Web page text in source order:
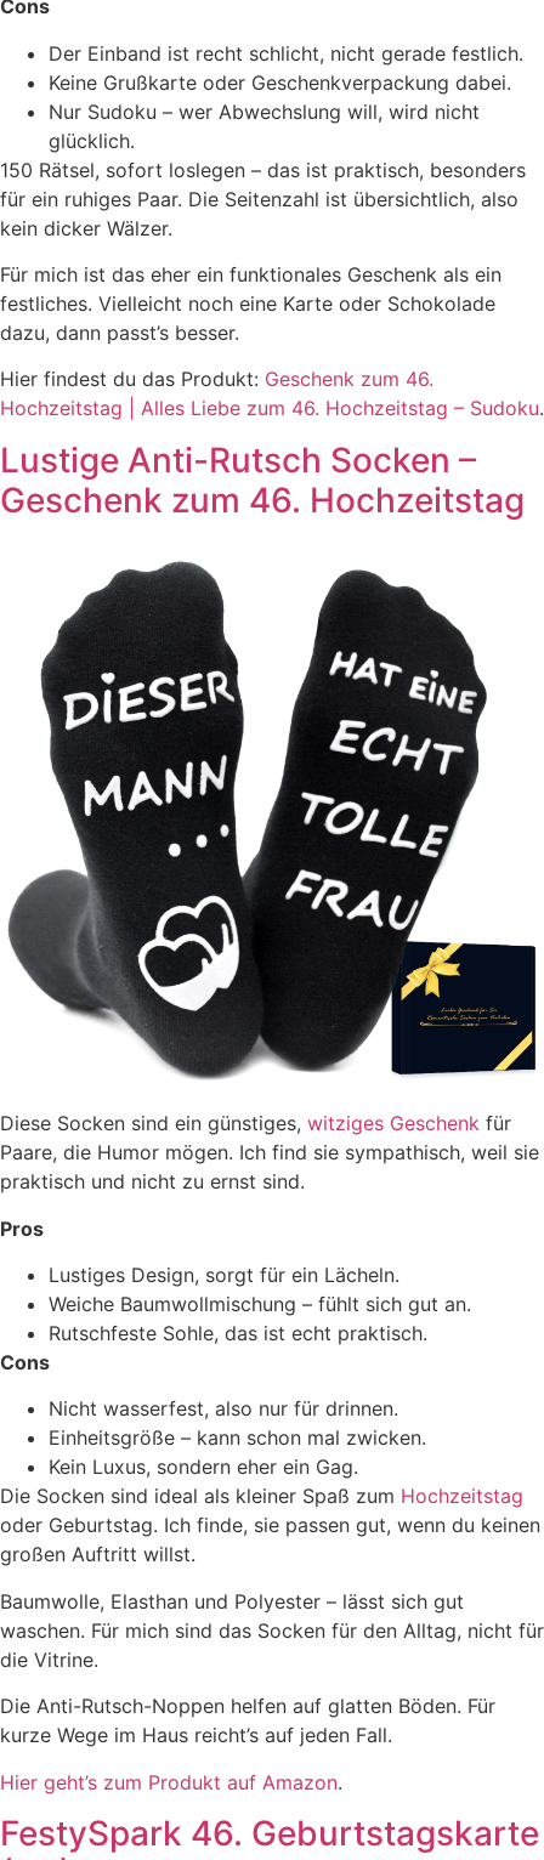
Cons
Der Einband ist recht schlicht, nicht gerade festlich.
Keine Grußkarte oder Geschenkverpackung dabei.
Nur Sudoku – wer Abwechslung will, wird nicht
glücklich.
150 Rätsel, sofort loslegen – das ist praktisch, besonders
für ein ruhiges Paar. Die Seitenzahl ist übersichtlich, also
kein dicker Wälzer.
Für mich ist das eher ein funktionales Geschenk als ein
festliches. Vielleicht noch eine Karte oder Schokolade
dazu, dann passt’s besser.
Hier findest du das Produkt: Geschenk zum 46.
Hochzeitstag | Alles Liebe zum 46. Hochzeitstag – Sudoku.
Lustige Anti-Rutsch Socken –
Geschenk zum 46. Hochzeitstag
Diese Socken sind ein günstiges, witziges Geschenk für
Paare, die Humor mögen. Ich find sie sympathisch, weil sie
praktisch und nicht zu ernst sind.
Pros
Lustiges Design, sorgt für ein Lächeln.
Weiche Baumwollmischung – fühlt sich gut an.
Rutschfeste Sohle, das ist echt praktisch.
Cons
Nicht wasserfest, also nur für drinnen.
Einheitsgröße – kann schon mal zwicken.
Kein Luxus, sondern eher ein Gag.
Die Socken sind ideal als kleiner Spaß zum Hochzeitstag
oder Geburtstag. Ich finde, sie passen gut, wenn du keinen
großen Auftritt willst.
Baumwolle, Elasthan und Polyester – lässt sich gut
waschen. Für mich sind das Socken für den Alltag, nicht für
die Vitrine.
Die Anti-Rutsch-Noppen helfen auf glatten Böden. Für
kurze Wege im Haus reicht’s auf jeden Fall.
Hier geht’s zum Produkt auf Amazon.
FestySpark 46. Geburtstagskarte